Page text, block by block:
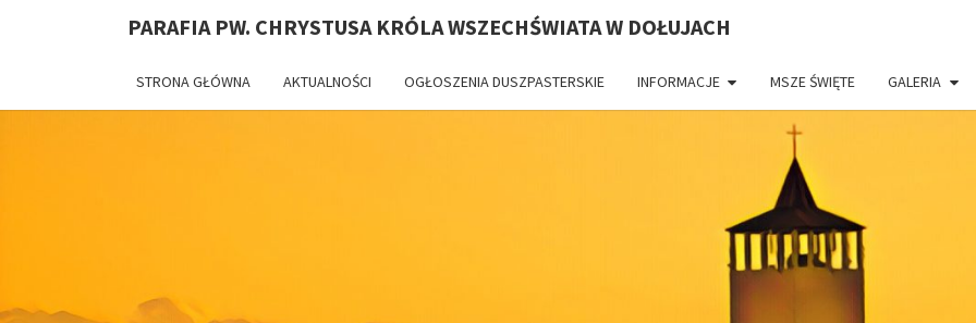
PARAFIA PW. CHRYSTUSA KRÓLA WSZECHŚWIATA W DOŁUJACH
STRONA GŁÓWNA AKTUALNOŚCI OGŁOSZENIA DUSZPASTERSKIE INFORMACJE MSZE ŚWIĘTE GALERIA